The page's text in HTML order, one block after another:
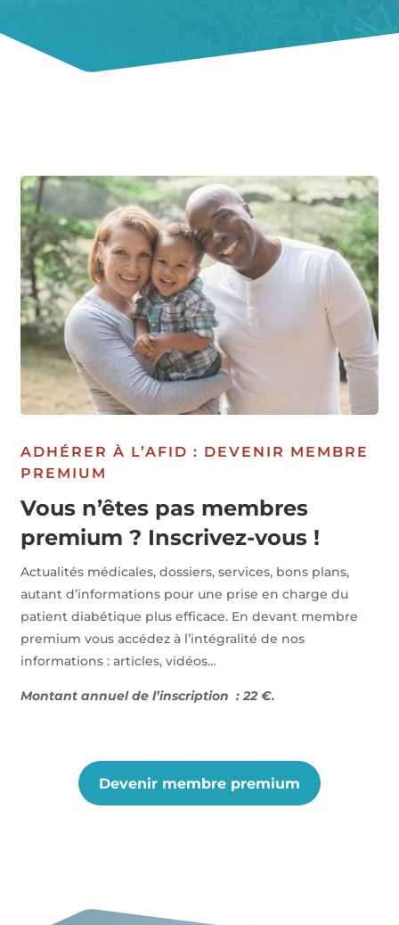
ADHÉRER À L’AFID : DEVENIR MEMBRE
PREMIUM
Vous n’êtes pas membres
premium ? Inscrivez-vous !
Actualités médicales, dossiers, services, bons plans,
autant d’informations pour une prise en charge du
patient diabétique plus efficace. En devant membre
premium vous accédez à l’intégralité de nos
informations : articles, vidéos…
Montant annuel de l’inscription : 22 €.
Devenir membre premium